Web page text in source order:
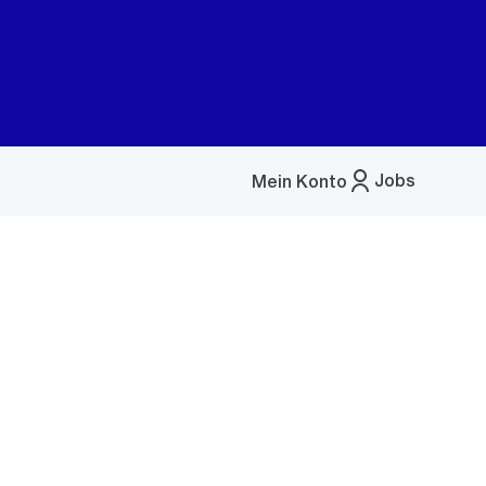
Jobs
Mein Konto
Menü